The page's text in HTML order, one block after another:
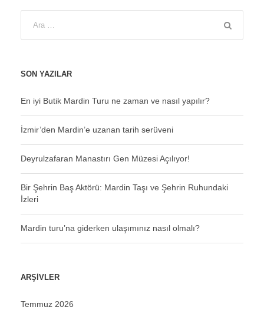
SON YAZILAR
En iyi Butik Mardin Turu ne zaman ve nasıl yapılır?
İzmir’den Mardin’e uzanan tarih serüveni
Deyrulzafaran Manastırı Gen Müzesi Açılıyor!
Bir Şehrin Baş Aktörü: Mardin Taşı ve Şehrin Ruhundaki
İzleri
Mardin turu’na giderken ulaşımınız nasıl olmalı?
ARŞIVLER
Temmuz 2026